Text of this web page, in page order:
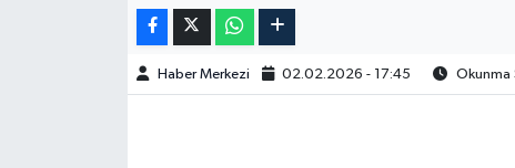
Haber Merkezi 02.02.2026 - 17:45 Okunma